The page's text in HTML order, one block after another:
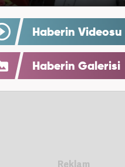
Haberin Videosu
Haberin Galerisi